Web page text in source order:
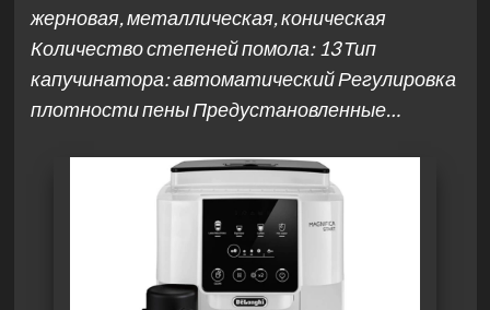
жерновая, металлическая, коническая
Количество степеней помола: 13 Тип
капучинатора: автоматический Регулировка
плотности пены Предустановленные…